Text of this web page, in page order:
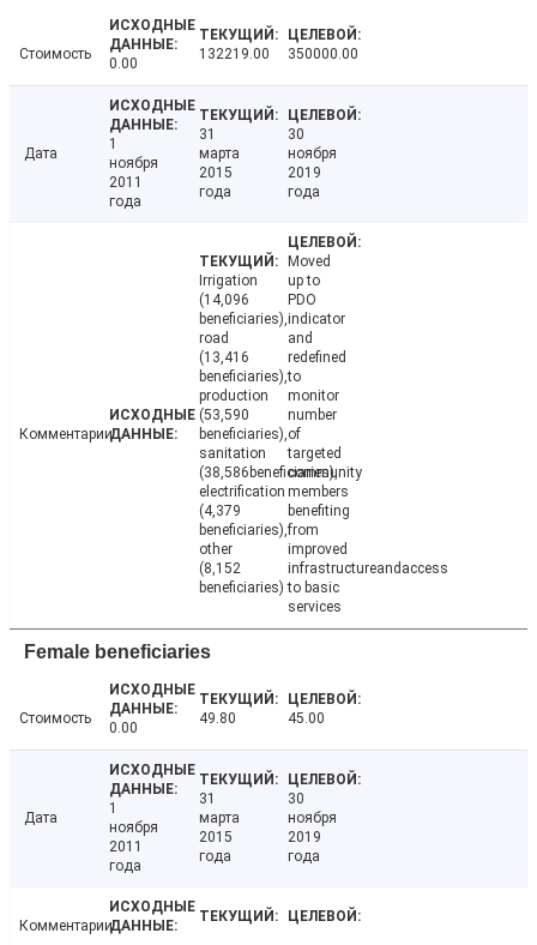
Стоимость
0.00
132219.00 350000.00
Дата
1
ноября
2011
года
31
марта
2015
года
30
ноября
2019
года
Комментарии
Irrigation
(14,096
beneficiaries),
road
(13,416
beneficiaries),
production
(53,590
beneficiaries),
sanitation
(38,586beneficiaries),
electrification
(4,379
beneficiaries),
other
(8,152
beneficiaries)
Moved
up to
PDO
indicator
and
redefined
to
monitor
number
of
targeted
community
members
benefiting
from
improved
infrastructureandaccess
to basic
services
Female beneficiaries
Стоимость
0.00
49.80 45.00
Дата
1
ноября
2011
года
31
марта
2015
года
30
ноября
2019
года
Комментарии